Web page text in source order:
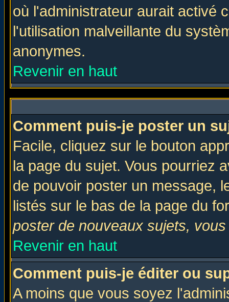
où l'administrateur aurait activé
l'utilisation malveillante du
anonymes.
Revenir en haut
Comment puis-je poster un
Facile, cliquez sur le bouton
la page du sujet. Vous pourriez
de pouvoir poster un message,
listés sur le bas de la page du
poster de nouveaux sujets,
Revenir en haut
Comment puis-je éditer ou
A moins que vous soyez